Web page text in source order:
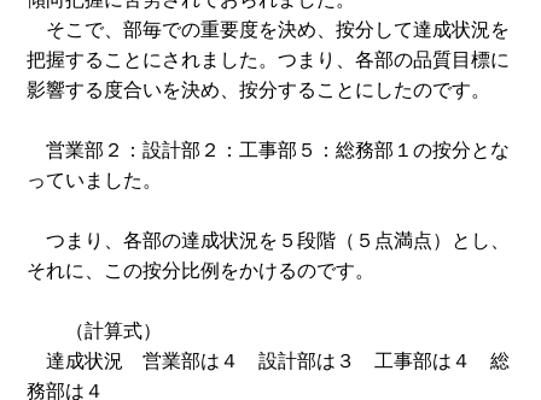
そこで、部毎での重要度を決め、按分して達成状況を
把握することにされました。つまり、各部の品質目標に
影響する度合いを決め、按分することにしたのです。
営業部２：設計部２：工事部５：総務部１の按分とな
っていました。
つまり、各部の達成状況を５段階（５点満点）とし、
それに、この按分比例をかけるのです。
（計算式）
達成状況 営業部は４ 設計部は３ 工事部は４ 総
務部は４